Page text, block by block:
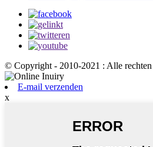
© Copyright - 2010-2021 : Alle rechten
E-mail verzenden
x